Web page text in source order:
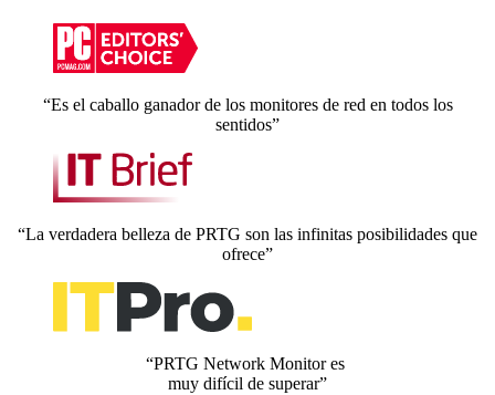
“Es el caballo ganador de los monitores de red en todos los
sentidos”
“La verdadera belleza de PRTG son las infinitas posibilidades que
ofrece”
“PRTG Network Monitor es
muy difícil de superar”